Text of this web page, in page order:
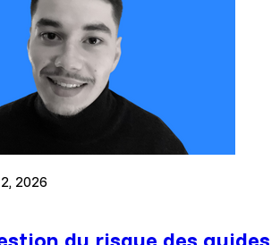
2026
du risque des guides